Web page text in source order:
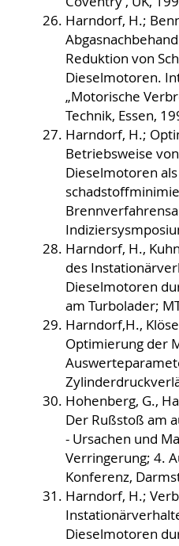
Harndorf, H.;
Reduktion von
Dieselmotoren.
„Motorische
Technik, Essen,
Harndorf, H.;
Betriebsweise
Dieselmotoren
Harndorf, H.,
des
Dieselmotoren
am Turbolader;
Harndorf,H.,
Optimierung der
Hohenberg, G.,
Der Rußstoß am
- Ursachen und
Verringerung; 4.
Konferenz,
Harndorf, H.;
Dieselmotoren